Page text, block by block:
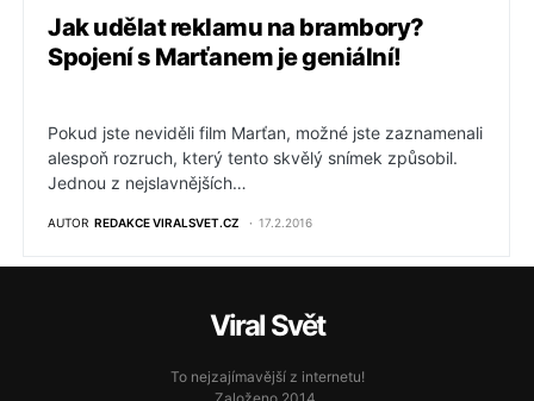
Jak udělat reklamu na brambory?
Spojení s Marťanem je geniální!
Pokud jste neviděli film Marťan, možné jste zaznamenali
alespoň rozruch, který tento skvělý snímek způsobil.
Jednou z nejslavnějších…
AUTOR REDAKCE VIRALSVET.CZ 17.2.2016
Viral Svět
To nejzajímavější z internetu!